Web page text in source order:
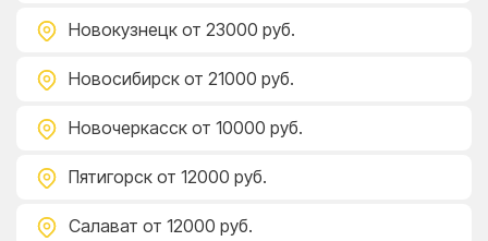
Новокузнецк от 23000 руб.
Новосибирск от 21000 руб.
Новочеркасск от 10000 руб.
Пятигорск от 12000 руб.
Салават от 12000 руб.